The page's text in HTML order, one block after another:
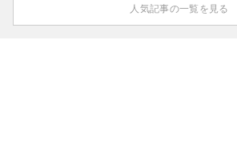
人気記事の一覧を見る